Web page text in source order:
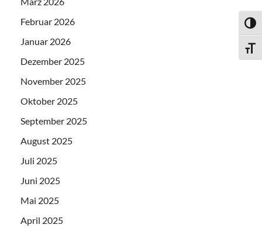
Februar 2026
Januar 2026
Dezember 2025
November 2025
Oktober 2025
September 2025
August 2025
Juli 2025
Juni 2025
Mai 2025
April 2025